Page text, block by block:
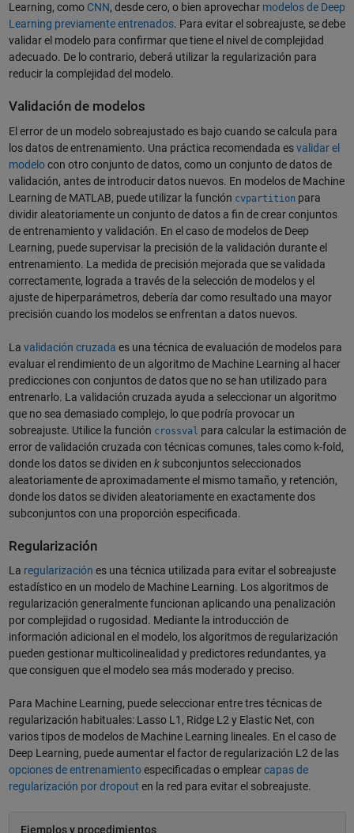
Learning, como CNN, desde cero, o bien aprovechar modelos de Deep
Learning previamente entrenados. Para evitar el sobreajuste, se debe
validar el modelo para confirmar que tiene el nivel de complejidad
adecuado. De lo contrario, deberá utilizar la regularización para
reducir la complejidad del modelo.
Validación de modelos
El error de un modelo sobreajustado es bajo cuando se calcula para
los datos de entrenamiento. Una práctica recomendada esvalidar el
modelocon otro conjunto de datos, como un conjunto de datos de
validación, antes de introducir datos nuevos. En modelos de Machine
Learning de MATLAB, puede utilizar la función cvpartition para
dividir aleatoriamente un conjunto de datos a fin de crear conjuntos
de entrenamiento y validación. En el caso de modelos de Deep
Learning, puede supervisar la precisión de la validación durante el
entrenamiento. La medida de precisión mejorada que se validada
correctamente, lograda a través de la selección de modelos y el
ajuste de hiperparámetros, debería dar como resultado una mayor
precisión cuando los modelos se enfrentan a datos nuevos.
La validación cruzada es una técnica de evaluación de modelos para
evaluar el rendimiento de un algoritmo de Machine Learning al hacer
predicciones con conjuntos de datos que no se han utilizado para
entrenarlo. La validación cruzada ayuda a seleccionar un algoritmo
que no sea demasiado complejo, lo que podría provocar un
sobreajuste. Utilice la función crossval para calcular la estimación de
error de validación cruzada con técnicas comunes, tales como k-fold,
donde los datos se dividen en ksubconjuntos seleccionados
aleatoriamente de aproximadamente el mismo tamaño, y retención,
donde los datos se dividen aleatoriamente en exactamente dos
subconjuntos con una proporción especificada.
Regularización
La regularización es una técnica utilizada para evitar el sobreajuste
estadístico en un modelo de Machine Learning. Los algoritmos de
regularización generalmente funcionan aplicando una penalización
por complejidad o rugosidad. Mediante la introducción de
información adicional en el modelo, los algoritmos de regularización
pueden gestionar multicolinealidad y predictores redundantes, ya
que consiguen que el modelo sea más moderado y preciso.
Para Machine Learning, puede seleccionar entre tres técnicas de
regularización habituales: Lasso L1, Ridge L2 y Elastic Net, con
varios tipos de modelos de Machine Learning lineales. En el caso de
Deep Learning, puede aumentar el factor de regularización L2 de las
opciones de entrenamientoespecificadas o emplearcapas de
regularización por dropout en la red para evitar el sobreajuste.
Ejemplos y procedimientos